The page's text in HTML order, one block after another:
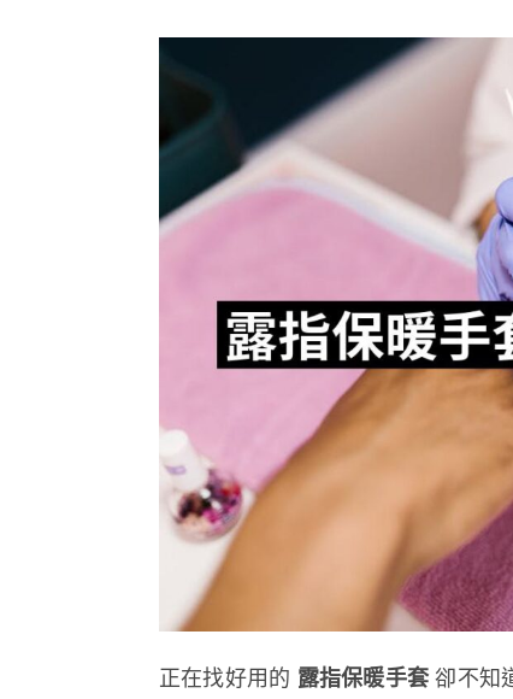
正在找好用的 露指保暖手套 卻不知